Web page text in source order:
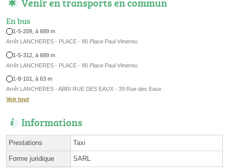
En bus
1-5-209, à 689 m
Arrêt LANCHERES - PLACE - 80 Place Paul Vimereu
1-5-312, à 689 m
Arrêt LANCHERES - PLACE - 80 Place Paul Vimereu
1-8-101, à 63 m
Arrêt LANCHERES - ABRI RUE DES EAUX - 39 Rue des Eaux
Voir tout
Informations
Prestations Taxi
Forme juridique SARL